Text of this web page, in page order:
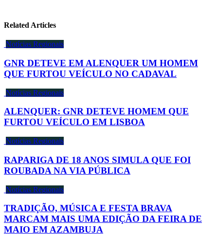
Related Articles
Notícias Regionais
GNR DETEVE EM ALENQUER UM HOMEM
QUE FURTOU VEÍCULO NO CADAVAL
Notícias Regionais
ALENQUER: GNR DETEVE HOMEM QUE
FURTOU VEÍCULO EM LISBOA
Notícias Regionais
RAPARIGA DE 18 ANOS SIMULA QUE FOI
ROUBADA NA VIA PÚBLICA
Notícias Regionais
TRADIÇÃO, MÚSICA E FESTA BRAVA
MARCAM MAIS UMA EDIÇÃO DA FEIRA DE
MAIO EM AZAMBUJA